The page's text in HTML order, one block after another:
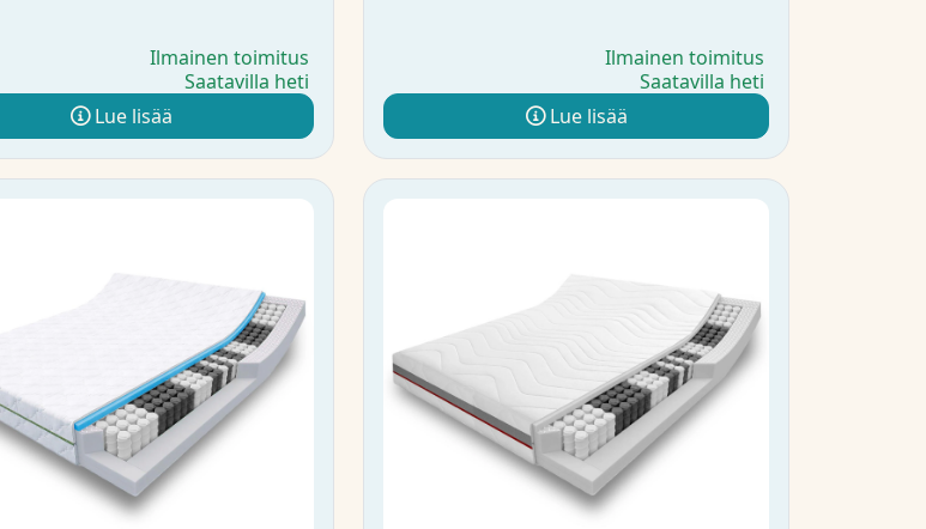
Ilmainen toimitus
Saatavilla heti
Lue lisää
Ilmainen toimitus
Saatavilla heti
Lue lisää